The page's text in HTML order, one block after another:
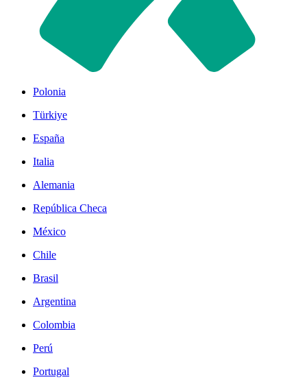
Polonia
Türkiye
España
Italia
Alemania
República Checa
México
Chile
Brasil
Argentina
Colombia
Perú
Portugal